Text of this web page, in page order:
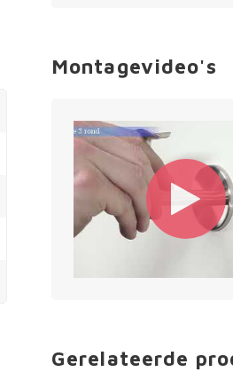
Montagevideo's
Gerelateerde